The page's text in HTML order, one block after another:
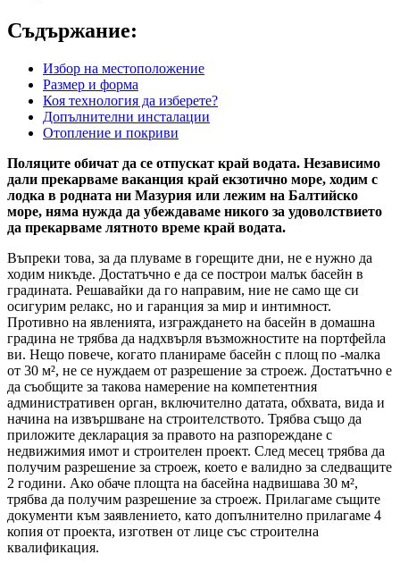
Съдържание:
Избор на местоположение
Размер и форма
Коя технология да изберете?
Допълнителни инсталации
Отопление и покриви
Поляците обичат да се отпускат край водата. Независимо
дали прекарваме ваканция край екзотично море, ходим с
лодка в родната ни Мазурия или лежим на Балтийско
море, няма нужда да убеждаваме никого за удоволствието
да прекарваме лятното време край водата.
Въпреки това, за да плуваме в горещите дни, не е нужно да
ходим никъде. Достатъчно е да се построи малък басейн в
градината. Решавайки да го направим, ние не само ще си
осигурим релакс, но и гаранция за мир и интимност.
Противно на явленията, изграждането на басейн в домашна
градина не трябва да надхвърля възможностите на портфейла
ви. Нещо повече, когато планираме басейн с площ по -малка
от 30 м², не се нуждаем от разрешение за строеж. Достатъчно е
да съобщите за такова намерение на компетентния
административен орган, включително датата, обхвата, вида и
начина на извършване на строителството. Трябва също да
приложите декларация за правото на разпореждане с
недвижимия имот и строителен проект. След месец трябва да
получим разрешение за строеж, което е валидно за следващите
2 години. Ако обаче площта на басейна надвишава 30 м²,
трябва да получим разрешение за строеж. Прилагаме същите
документи към заявлението, като допълнително прилагаме 4
копия от проекта, изготвен от лице със строителна
квалификация.